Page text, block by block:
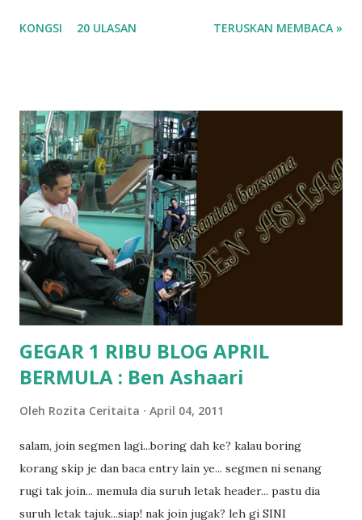
ko.. masa tu aku baru je ada anak sorang dan aku hentam je
tanya sapa-sapa pun masa tu.. bila fikir-fikirkan balik terasa
jugak masa alahai teruknya kami sebagai ibubapa.. dan kami
terasa jugak semakin teruk bila abg long dah masuk 2 tahun
kat salah satu tadika swasta ni.. tapi nampaknya kenal huruf
pun tak tau.. pengsan aku bila ingat balik.. aku mula fikir
mungkin sebab abg long sendiri jenis budak yang ada
masalah dyslexia.. tapi minor la.. nanti la aku cerita pasal
dyslexia tu.. lepas tu kami buat keputusan pu...
KONGSI 20 ULASAN TERUSKAN MEMBACA »
GEGAR 1 RIBU BLOG APRIL
BERMULA : Ben Ashaari
Oleh Rozita Ceritaita April 04, 2011
salam, join segmen lagi...boring dah ke? kalau boring
korang skip je dan baca entry lain ye... segmen ni senang
rugi tak join... memula dia suruh letak header... pastu dia
suruh letak tajuk...siap! nak join jugak? leh gi SINI